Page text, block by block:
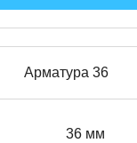
Арматура 36
36 мм